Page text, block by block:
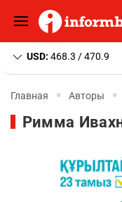
USD: 468.3 / 470.9
Главная Авторы
Римма